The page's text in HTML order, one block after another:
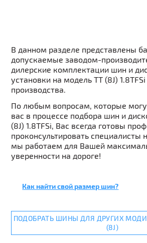
В данном разделе представлены
допускаемые заводом-
дилерские комплектации шин и
установки на модель TT (8J)
производства.
По любым вопросам, которые
вас в процессе подбора шин и
(8J) 1.8TFSi, Вас всегда готовы
проконсультировать специалисты
мы работаем для Вашей
уверенности на дороге!
Как найти свой размер шин?
ПОДОБРАТЬ ШИНЫ ДЛЯ ДРУГИХ
(8J)